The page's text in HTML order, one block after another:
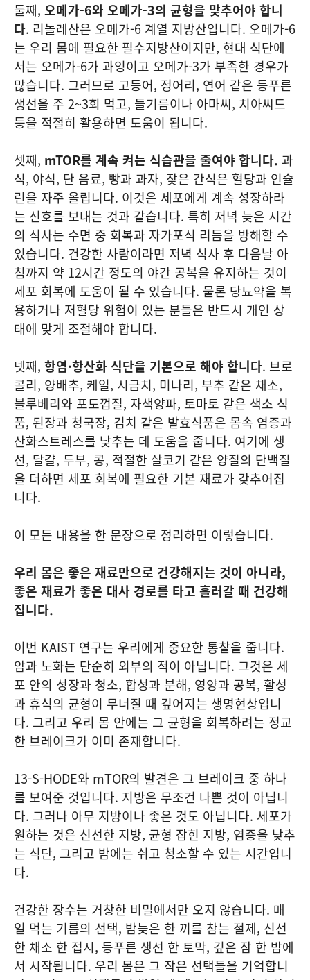
둘째, 오메가-6와 오메가-3의 균형을 맞추어야 합니
다. 리놀레산은 오메가-6 계열 지방산입니다. 오메가-6
는 우리 몸에 필요한 필수지방산이지만, 현대 식단에
서는 오메가-6가 과잉이고 오메가-3가 부족한 경우가
많습니다. 그러므로 고등어, 정어리, 연어 같은 등푸른
생선을 주 2~3회 먹고, 들기름이나 아마씨, 치아씨드
등을 적절히 활용하면 도움이 됩니다.
셋째, mTOR를 계속 켜는 식습관을 줄여야 합니다. 과
식, 야식, 단 음료, 빵과 과자, 잦은 간식은 혈당과 인슐
린을 자주 올립니다. 이것은 세포에게 계속 성장하라
는 신호를 보내는 것과 같습니다. 특히 저녁 늦은 시간
의 식사는 수면 중 회복과 자가포식 리듬을 방해할 수
있습니다. 건강한 사람이라면 저녁 식사 후 다음날 아
침까지 약 12시간 정도의 야간 공복을 유지하는 것이
세포 회복에 도움이 될 수 있습니다. 물론 당뇨약을 복
용하거나 저혈당 위험이 있는 분들은 반드시 개인 상
태에 맞게 조절해야 합니다.
넷째, 항염·항산화 식단을 기본으로 해야 합니다. 브로
콜리, 양배추, 케일, 시금치, 미나리, 부추 같은 채소,
블루베리와 포도껍질, 자색양파, 토마토 같은 색소 식
품, 된장과 청국장, 김치 같은 발효식품은 몸속 염증과
산화스트레스를 낮추는 데 도움을 줍니다. 여기에 생
선, 달걀, 두부, 콩, 적절한 살코기 같은 양질의 단백질
을 더하면 세포 회복에 필요한 기본 재료가 갖추어집
니다.
이 모든 내용을 한 문장으로 정리하면 이렇습니다.
우리 몸은 좋은 재료만으로 건강해지는 것이 아니라,
좋은 재료가 좋은 대사 경로를 타고 흘러갈 때 건강해
집니다.
이번 KAIST 연구는 우리에게 중요한 통찰을 줍니다.
암과 노화는 단순히 외부의 적이 아닙니다. 그것은 세
포 안의 성장과 청소, 합성과 분해, 영양과 공복, 활성
과 휴식의 균형이 무너질 때 깊어지는 생명현상입니
다. 그리고 우리 몸 안에는 그 균형을 회복하려는 정교
한 브레이크가 이미 존재합니다.
13-S-HODE와 mTOR의 발견은 그 브레이크 중 하나
를 보여준 것입니다. 지방은 무조건 나쁜 것이 아닙니
다. 그러나 아무 지방이나 좋은 것도 아닙니다. 세포가
원하는 것은 신선한 지방, 균형 잡힌 지방, 염증을 낮추
는 식단, 그리고 밤에는 쉬고 청소할 수 있는 시간입니
다.
건강한 장수는 거창한 비밀에서만 오지 않습니다. 매
일 먹는 기름의 선택, 밤늦은 한 끼를 참는 절제, 신선
한 채소 한 접시, 등푸른 생선 한 토막, 깊은 잠 한 밤에
서 시작됩니다. 우리 몸은 그 작은 선택들을 기억합니